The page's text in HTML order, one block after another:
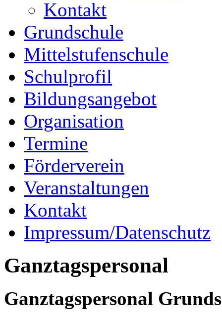
Kontakt
Grundschule
Mittelstufenschule
Schulprofil
Bildungsangebot
Organisation
Termine
Förderverein
Veranstaltungen
Kontakt
Impressum/Datenschutz
Ganztagspersonal
Ganztagspersonal